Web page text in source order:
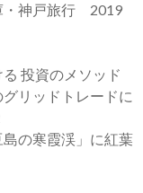
・神戸旅行 2019
投資のメソッド
リッドトレードに
の寒霞渓」に紅葉